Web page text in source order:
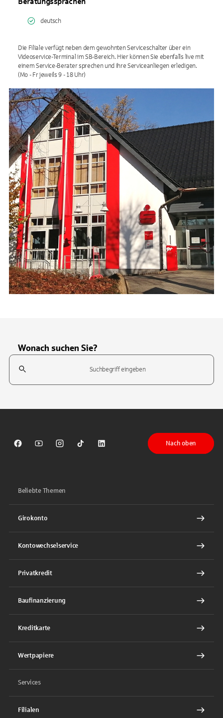
deutsch
Die Filiale verfügt neben dem gewohnten Serviceschalter über ein
Videoservice-Terminal im SB-Bereich. Hier können Sie ebenfalls live mit
einem Service-Berater sprechen und Ihre Serviceanliegen erledigen.
Wonach suchen Sie?
Suchfeld
Sparkasse auf Facebook
Sparkasse auf Youtube
Sparkasse auf Instagram
Sparkasse auf TikTok
Sparkasse auf LinkedIn
Nach oben
Beliebte Themen
Girokonto
Kontowechselservice
Privatkredit
Baufinanzierung
Kreditkarte
Wertpapiere
Services
Filialen